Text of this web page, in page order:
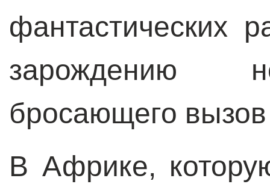
фантастических
зарождению
бросающего
В Африке,